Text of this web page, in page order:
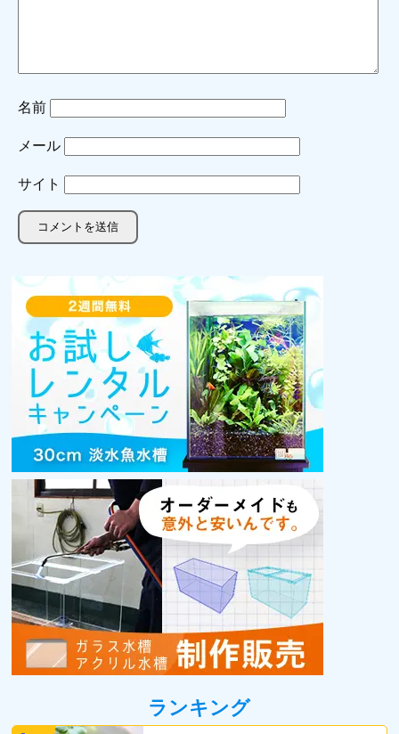
名前
メール
サイト
ランキング